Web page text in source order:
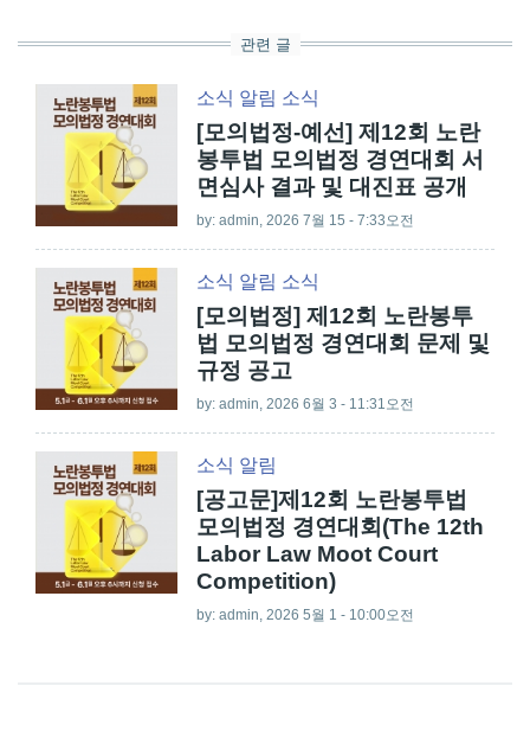
관련 글
소식 알림 소식
[모의법정-예선] 제12회 노란
봉투법 모의법정 경연대회 서
면심사 결과 및 대진표 공개
by: admin , 2026 7월 15 - 7:33오전
소식 알림 소식
[모의법정] 제12회 노란봉투
법 모의법정 경연대회 문제 및
규정 공고
by: admin , 2026 6월 3 - 11:31오전
소식 알림
[공고문]제12회 노란봉투법
모의법정 경연대회(The 12th
Labor Law Moot Court
Competition)
by: admin , 2026 5월 1 - 10:00오전